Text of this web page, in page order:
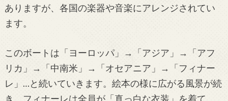
ありますが、各国の楽器や音楽にアレンジされてい
ます。
このボートは「ヨーロッパ」→「アジア」→「アフ
リカ」→「中南米」→「オセアニア」→「フィナー
レ」…と続いていきます。絵本の様に広がる風景が続